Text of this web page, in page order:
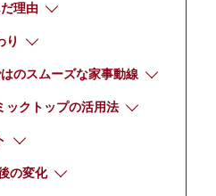
理由
り
のスムーズな家事動線
ックトップの活用法
の変化